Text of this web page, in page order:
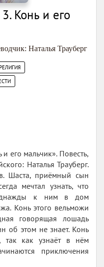
Конь и его
Наталья Трауберг
РЕЛИГИЯ
его мальчик». Повесть,
Наталья Трауберг.
Шаста, приёмный сын
мечтал узнать, что
к ним в дом
Конь этого вельможи
говорящая лошадь
об этом не знает. Конь
так как узнаёт в нём
приключения